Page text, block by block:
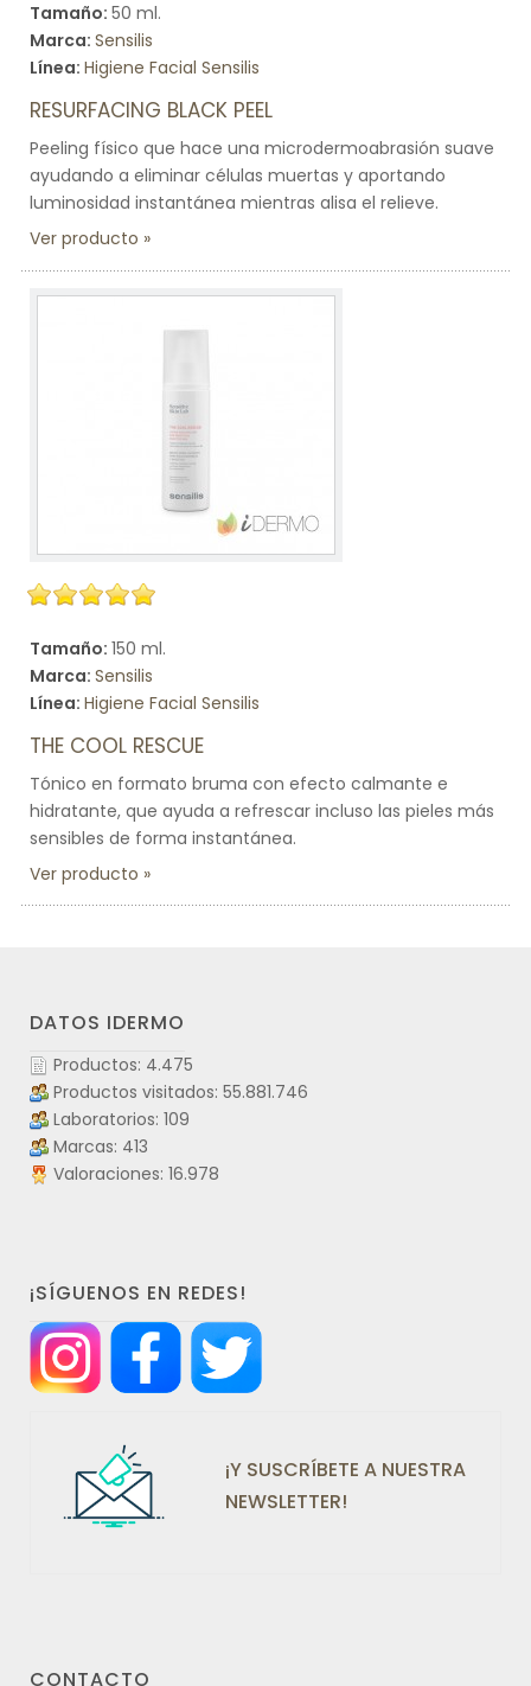
Tamaño: 50 ml.
Marca: Sensilis
Línea: Higiene Facial Sensilis
RESURFACING BLACK PEEL
Peeling físico que hace una microdermoabrasión suave
ayudando a eliminar células muertas y aportando
luminosidad instantánea mientras alisa el relieve.
Ver producto
Tamaño: 150 ml.
Marca: Sensilis
Línea: Higiene Facial Sensilis
THE COOL RESCUE
Tónico en formato bruma con efecto calmante e
hidratante, que ayuda a refrescar incluso las pieles más
sensibles de forma instantánea.
Ver producto
DATOS IDERMO
Productos: 4.475
Productos visitados: 55.881.746
Laboratorios: 109
Marcas: 413
Valoraciones: 16.978
¡SÍGUENOS EN REDES!
¡Y SUSCRÍBETE A NUESTRA
NEWSLETTER!
CONTACTO